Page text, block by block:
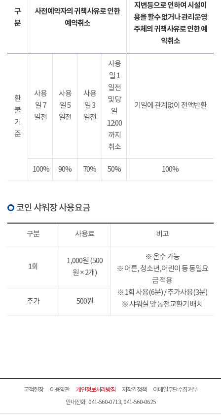
구
분
사전예약자의 귀책사유로 인한
예약취소
지변등으로 인하여 시설이
용을 할수 없거나 관리운영
주체의 귀책사유로 인한 예
약취소
환
불
기
준
사용
일 7
일전
사용
일 5
일전
사용
일 3
일전
사용
일 1
일전
및 당
일
12:00
까지
취소
기일에 관계없이 전액반환
100% 90% 70% 50% 100%
코인 샤워장 사용요금
구분 사용료 비고
1회
1,000원 (500
원 × 2개)
※ 온수 가능
※ 어른, 청소년,어린이 등 동일요
금 적용
※ 1회 사용(6분) / 추가사용(3분)
※ 샤워실 앞 동전교환기 배치
추가 500원
고객헌장 이용약관 개인정보처리방침 저작권정책
이메일무단수집거부
안내전화 041-560-0713, 041-560-0625